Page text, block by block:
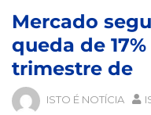
Mercado
queda de
trimestre de
ISTO É NOTÍCIA